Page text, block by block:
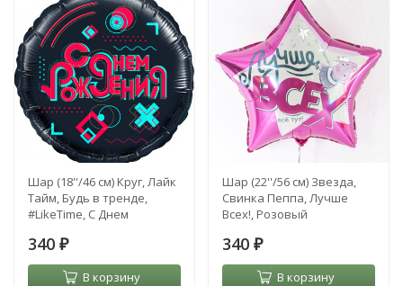
Шар (18''/46 см) Круг, Лайк
Тайм, Будь в тренде,
#LikeTime, С Днем
340 ₽
В корзину
Шар (22''/56 см) Звезда,
Свинка Пеппа, Лучше
Всех!, Розовый
340 ₽
В корзину